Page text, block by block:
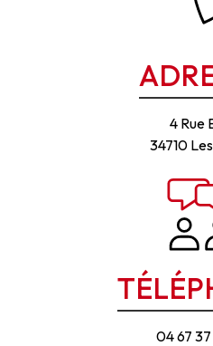
4 Rue
34710
04 67